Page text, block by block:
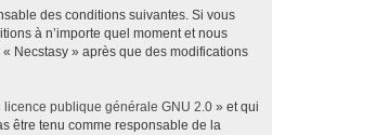
des conditions suivantes. Si vous
à n’importe quel moment et nous
Necstasy » après que des modifications
licence publique générale GNU 2.0 » et qui
être tenu comme responsable de la